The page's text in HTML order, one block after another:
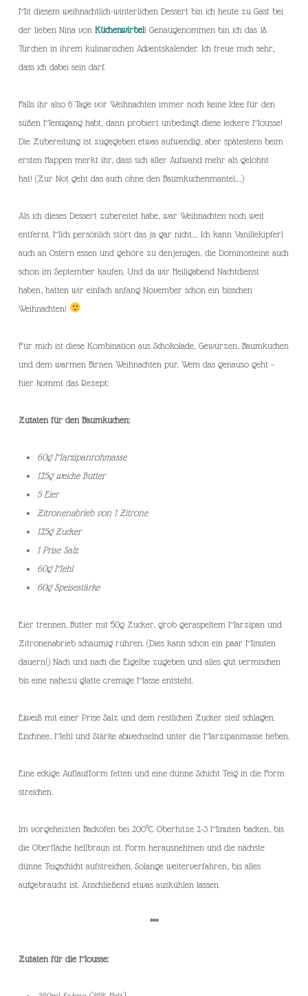
Mit diesem weihnachtlich-winterlichen Dessert bin ich heute zu Gast bei
der lieben Nina von Küchenwirbel! Genaugenommen bin ich das 18.
Türchen in ihrem kulinarischen Adventskalender. Ich freue mich sehr,
dass ich dabei sein darf.
Falls ihr also 6 Tage vor Weihnachten immer noch keine Idee für den
süßen Menügang habt, dann probiert unbedingt diese leckere Mousse!
Die Zubereitung ist zugegeben etwas aufwendig, aber spätestens beim
ersten Happen merkt ihr, dass sich aller Aufwand mehr als gelohnt
hat! (Zur Not geht das auch ohne den Baumkuchenmantel….)
Als ich dieses Dessert zubereitet habe, war Weihnachten noch weit
entfernt. Mich persönlich stört das ja gar nicht…. Ich kann Vanillekipferl
auch an Ostern essen und gehöre zu denjenigen, die Dominosteine auch
schon im September kaufen. Und da wir Heiligabend Nachtdienst
haben, hatten wir einfach anfang November schon ein bisschen
Weihnachten!
Für mich ist diese Kombination aus Schokolade, Gewürzen, Baumkuchen
und dem warmen Birnen Weihnachten pur. Wem das genauso geht –
hier kommt das Rezept:
Zutaten für den Baumkuchen:
60g Marzipanrohmasse
125g weiche Butter
5 Eier
Zitronenabrieb von 1 Zitrone
125g Zucker
1 Prise Salz
60g Mehl
60g Speisestärke
Eier trennen. Butter mit 50g Zucker, grob geraspeltem Marzipan und
Zitronenabrieb schaumig rühren. (Dies kann schon ein paar Minuten
dauern!) Nach und nach die Eigelbe zugeben und alles gut vermischen
bis eine nahezu glatte cremige Masse entsteht.
Eiweiß mit einer Prise Salz und dem restlichen Zucker steif schlagen.
Eischnee, Mehl und Stärke abwechselnd unter die Marzipanmasse heben.
Eine eckige Auflaufform fetten und eine dünne Schicht Teig in die Form
streichen.
Im vorgeheizten Backofen bei 200°C Oberhitze 2-3 Minuten backen, bis
die Oberfläche hellbraun ist. Form herausnehmen und die nächste
dünne Teigschicht aufstreichen. Solange weiterverfahren, bis alles
aufgebraucht ist. Anschließend etwas auskühlen lassen.
***
Zutaten für die Mousse: